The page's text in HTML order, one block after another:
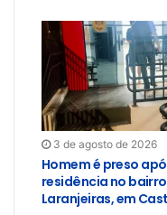
3 de agosto de 2026
Homem é preso
residência no bairro
Laranjeiras, em